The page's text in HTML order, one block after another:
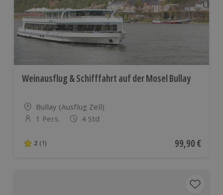
Weinausflug & Schifffahrt auf der Mosel Bullay
Standort
Bullay (Ausflug Zell)
Anzahl der Teilnehmer
1 Pers. 4 Std
2 von 5 Sternen basierend auf 1 Bewertungen
2 (1) Aktueller
99,90 €